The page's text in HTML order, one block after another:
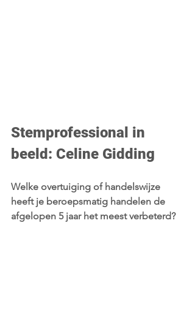
Stemprofessional in
beeld: Celine Gidding
Welke overtuiging of handelswijze
heeft je beroepsmatig handelen de
afgelopen 5 jaar het meest verbeterd?